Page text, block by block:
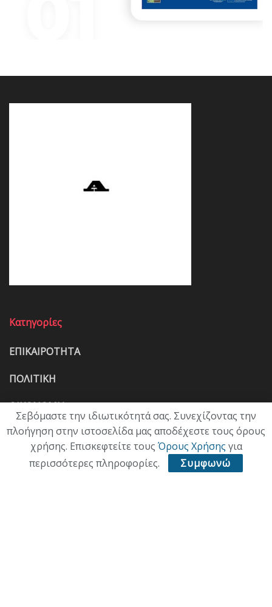
Κατηγορίες
ΕΠΙΚΑΙΡΟΤΗΤΑ
ΠΟΛΙΤΙΚΗ
ΟΙΚΟΝΟΜΙΑ
ΠΟΛΙΤΙΣΜΟΣ
ΥΓΕΙΑ
Σεβόμαστε την ιδιωτικότητά σας. Συνεχίζοντας την
πλοήγηση στην ιστοσελίδα μας αποδέχεστε τους όρους
χρήσης. Επισκεφτείτε τους Όρους Χρήσης για
περισσότερες πληροφορίες.
Συμφωνώ